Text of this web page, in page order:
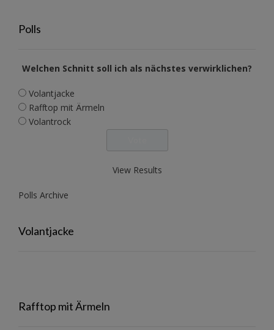
Polls
Welchen Schnitt soll ich als nächstes verwirklichen?
Volantjacke
Rafftop mit Ärmeln
Volantrock
View Results
Polls Archive
Volantjacke
Rafftop mit Ärmeln